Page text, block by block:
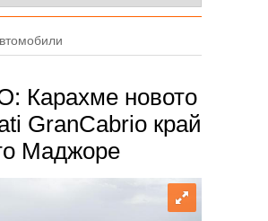
Карахме новото
GranCabrio край
Маджоре